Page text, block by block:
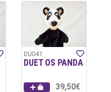
DU041
DUET OS PANDA
39,50€